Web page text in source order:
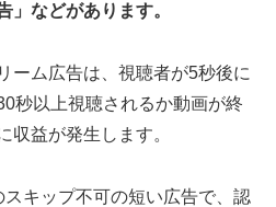
」などがあります。
ーム広告は、視聴者が5秒後に
秒以上視聴されるか動画が終
収益が発生します。
キップ不可の短い広告で、認